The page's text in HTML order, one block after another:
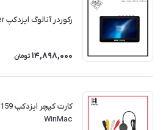
رکوردر آنالوگ ایزدکپ ezcap 180 VHS Digitizer
14,898,000 تومان
WinMac